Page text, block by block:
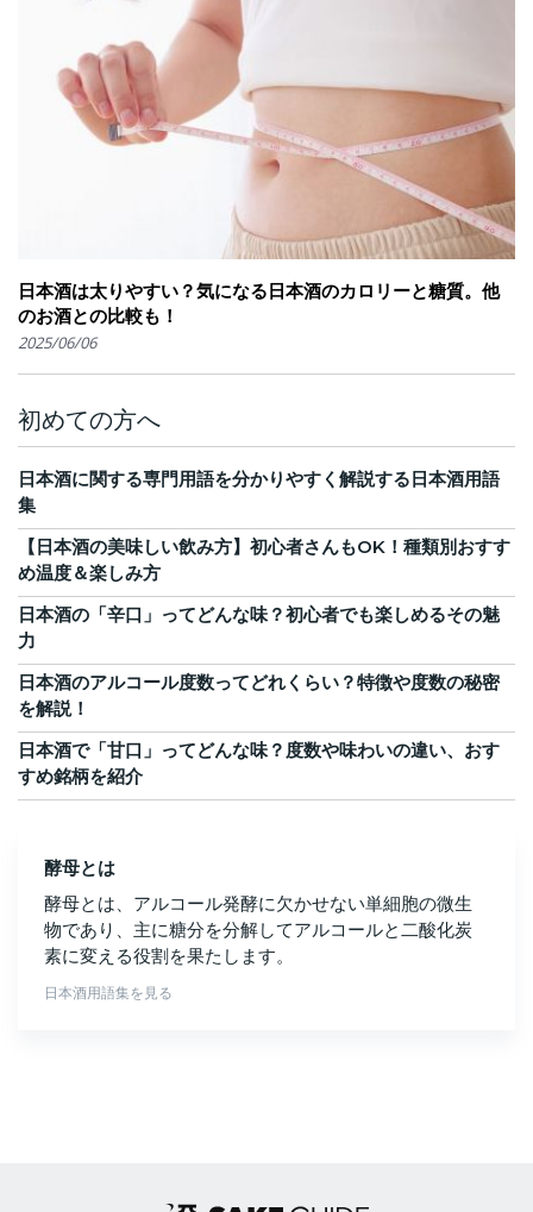
日本酒は太りやすい？気になる日本酒のカロリーと糖質。他
のお酒との比較も！
2025/06/06
初めての方へ
日本酒に関する専門用語を分かりやすく解説する日本酒用語
集
【日本酒の美味しい飲み方】初心者さんもOK！種類別おすす
め温度＆楽しみ方
日本酒の「辛口」ってどんな味？初心者でも楽しめるその魅
力
日本酒のアルコール度数ってどれくらい？特徴や度数の秘密
を解説！
日本酒で「甘口」ってどんな味？度数や味わいの違い、おす
すめ銘柄を紹介
酵母とは
酵母とは、アルコール発酵に欠かせない単細胞の微生
物であり、主に糖分を分解してアルコールと二酸化炭
素に変える役割を果たします。
日本酒用語集を見る